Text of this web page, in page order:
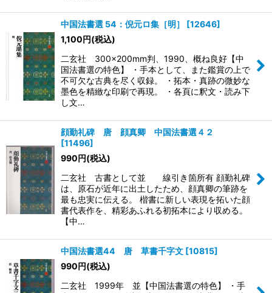
中国法書選 54：倪元ロ集［明］ [12646]
1,100円(税込)
二玄社 300×200mm判、1990、概ね良好【中
国法書選の特色】 ・手本として、また鑑賞の上で
不可欠な古典を尽く収録。 ・拓本・真跡の微妙な
墨色を精緻な印刷で再現。 ・各頁に釈文・読み下
し文…
顔勤礼碑 唐 顔真卿 中国法書選４２
[11496]
990円(税込)
二玄社 古書として並 線引き箇所有 顔勤礼碑
は、原石が近年に出土したため、顔真卿の筆跡を
最も忠実に伝える。 楷書に新しい表現を拓いた顔
書代表作を、精彩あふれる初拓本により収める。
【中…
中国法書選44 唐 草書千字文 [10815]
990円(税込)
二玄社 1999年 並【中国法書選の特色】 ・手